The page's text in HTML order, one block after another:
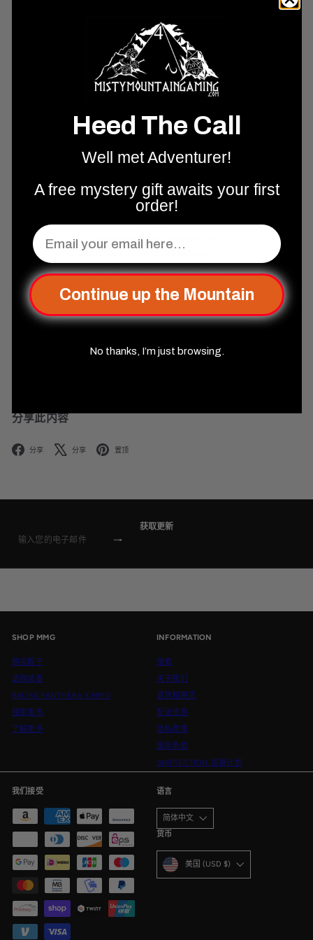
Morgana 从 2018 年开始 Cosplay，并因其作品和媒体报道而获得认可。她
的成就包括：2019 年获得 Cosplay 和表演奖项，登上 Voyage KC 杂志，成
Morgana Cosplays 被 Instagram、Facebook (META) 和 Amazon 称为“影响
者”。Twitch 认可 Morgana Cosplays 为“附属主播”，她喜欢在召唤师峡谷中
情，她于 2019 年凭借她手工制作的第一个 Cosplay（英雄联盟中的阿狸）赢
得了奖项。除了 Cosplay，Morgana 还是一个热情的歌手、配音演员和舞台
录制配音工作。在业余时间，她会为社交媒体创作内容，玩各种 TTRPG（如
龙与地下城或护身符），玩 PC 游戏（如堡垒之夜或英雄联盟），和她的猫一
起看动漫，或者制作她的下一个 Cosplay 服装。
社交媒体：
morganacosplays.myshopify.com
www.facebook.com/
www.instagram.com/morganacosplays
www.twitch.com/morganacosplays
www.twitter.com/morganacosplays
返回探险家动态
分享此内容
分享 Facebook
分享 X 置顶
获取更新
订输
邮
件
SHOP MMG
购买骰子
选购装备
RAORA PANTHERA X MMG
独家发布
了解更多
INFORMATION
搜索
关于我们
退货和换货
配送信息
隐私政策
服务条款
SHIPTECTION 运输计划
我们接受 语言
简体中文
货币
美国 (USD $)
Heed The Call
Well met Adventurer!
A free mystery gift awaits your first
order!
Email
Continue up the Mountain
No thanks, I’m just browsing.